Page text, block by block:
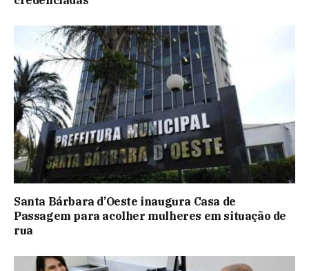
Santa Bárbara d’Oeste inaugura Casa de
Passagem para acolher mulheres em situação de
rua